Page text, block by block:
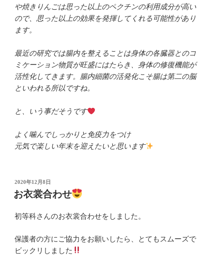
や焼きりんごは思った以上のペクチンの利用成分が高い
ので、思った以上の効果を発揮してくれる可能性があり
ます。
最近の研究では腸内を整えることは身体の各臓器とのコ
ミケーション物質が旺盛にはたらき、身体の修復機能が
活性化してきます。腸内細菌の活発化こそ腸は第二の脳
といわれる所以ですね。
と、いう事だそうです
よく噛んでしっかりと免疫力をつけ
元気で楽しい年末を迎えたいと思います
投
稿
日:
2020年12月8日
お衣裳合わせ
初等科さんのお衣裳合わせをしました。
保護者の方にご協力をお願いしたら、とてもスムーズで
ビックリしました